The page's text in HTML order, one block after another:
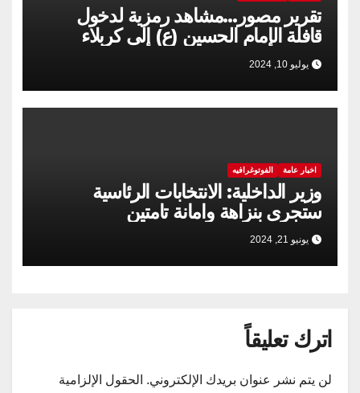
تقریر مصور…مشاهد رمزية لدخول
قافلة الإمام الحسين (ع) إلى كربلاء
المقدسة
يوليو 10, 2024
اخبار عامة الفوتوغرافيه
وزير الداخلية: الانتخابات الرئاسية
ستجرى بنزاهة وامانة تامتين
يونيو 21, 2024
اترك تعليقاً
لن يتم نشر عنوان بريدك الإلكتروني. الحقول الإلزامية